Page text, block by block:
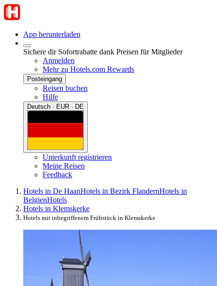
App herunterladen
Sichere dir Sofortrabatte dank Preisen für Mitglieder
Anmelden
Mehr zu Hotels.com Rewards
Posteingang
Reisen buchen
Hilfe
Deutsch · EUR · DE
Unterkunft registrieren
Meine Reisen
Feedback
Hotels in De HaanHotels in Bezirk FlandernHotels in
BelgienHotels
Hotels in Klemskerke
Hotels mit inbegriffenem Frühstück in Klemskerke